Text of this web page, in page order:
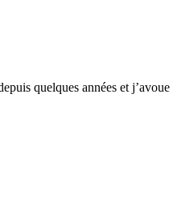
quelques années et